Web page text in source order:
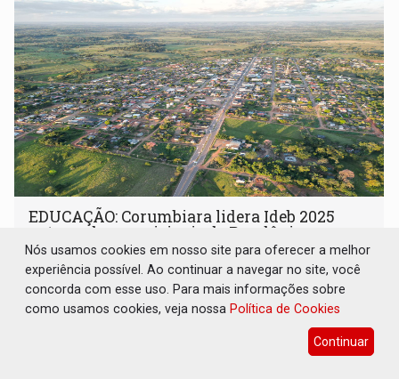
EDUCAÇÃO: Corumbiara lidera Ideb 2025
entre redes municipais de Rondônia
Interior 06 de Agosto de 2026 às 15:56
Município alcançou nota 7,0 nos anos iniciais do ensino
fundamental e obteve o melhor desempenho do estado
Nós usamos cookies em nosso site para oferecer a melhor
experiência possível. Ao continuar a navegar no site, você
concorda com esse uso. Para mais informações sobre
como usamos cookies, veja nossa Política de Cookies
Continuar